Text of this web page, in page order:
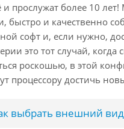
и прослужат более 10
быстро и качественно
софт и, если нужно,
это тот случай,
роскошью, в этой
процессору достичь
выбрать внешний